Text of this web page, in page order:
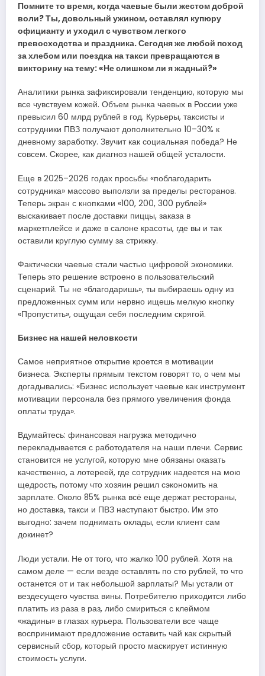
Помните то время, когда чаевые были жестом доброй
воли? Ты, довольный ужином, оставлял купюру
официанту и уходил с чувством легкого
превосходства и праздника. Сегодня же любой поход
за хлебом или поездка на такси превращаются в
викторину на тему: «Не слишком ли я жадный?»
Аналитики рынка зафиксировали тенденцию, которую мы
все чувствуем кожей. Объем рынка чаевых в России уже
превысил 60 млрд рублей в год. Курьеры, таксисты и
сотрудники ПВЗ получают дополнительно 10–30% к
дневному заработку. Звучит как социальная победа? Не
совсем. Скорее, как диагноз нашей общей усталости.
Еще в 2025–2026 годах просьбы «поблагодарить
сотрудника» массово выползли за пределы ресторанов.
Теперь экран с кнопками «100, 200, 300 рублей»
выскакивает после доставки пиццы, заказа в
маркетплейсе и даже в салоне красоты, где вы и так
оставили круглую сумму за стрижку.
Фактически чаевые стали частью цифровой экономики.
Теперь это решение встроено в пользовательский
сценарий. Ты не «благодаришь», ты выбираешь одну из
предложенных сумм или нервно ищешь мелкую кнопку
«Пропустить», ощущая себя последним скрягой.
Бизнес на нашей неловкости
Самое неприятное открытие кроется в мотивации
бизнеса. Эксперты прямым текстом говорят то, о чем мы
догадывались: «Бизнес использует чаевые как инструмент
мотивации персонала без прямого увеличения фонда
оплаты труда».
Вдумайтесь: финансовая нагрузка методично
перекладывается с работодателя на наши плечи. Сервис
становится не услугой, которую мне обязаны оказать
качественно, а лотереей, где сотрудник надеется на мою
щедрость, потому что хозяин решил сэкономить на
зарплате. Около 85% рынка всё еще держат рестораны,
но доставка, такси и ПВЗ наступают быстро. Им это
выгодно: зачем поднимать оклады, если клиент сам
докинет?
Люди устали. Не от того, что жалко 100 рублей. Хотя на
самом деле — если везде оставлять по сто рублей, то что
останется от и так небольшой зарплаты? Мы устали от
вездесущего чувства вины. Потребителю приходится либо
платить из раза в раз, либо смириться с клеймом
«жадины» в глазах курьера. Пользователи все чаще
воспринимают предложение оставить чай как скрытый
сервисный сбор, который просто маскирует истинную
стоимость услуги.